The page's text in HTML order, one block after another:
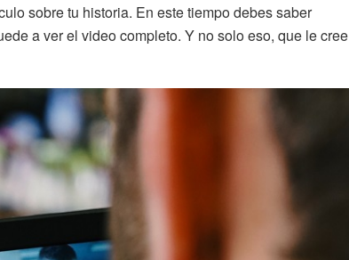
sobre tu historia. En este tiempo debes saber
a ver el video completo. Y no solo eso, que le cree